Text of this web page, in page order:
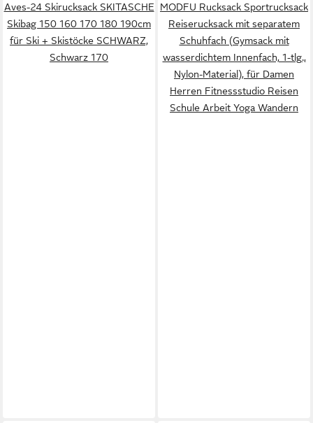
Aves-24 Skirucksack SKITASCHE
Skibag 150 160 170 180 190cm
für Ski + Skistöcke SCHWARZ,
Schwarz 170
MODFU Rucksack Sportrucksack
Reiserucksack mit separatem
Schuhfach (Gymsack mit
wasserdichtem Innenfach, 1-tlg.,
Nylon-Material), für Damen
Herren Fitnessstudio Reisen
Schule Arbeit Yoga Wandern